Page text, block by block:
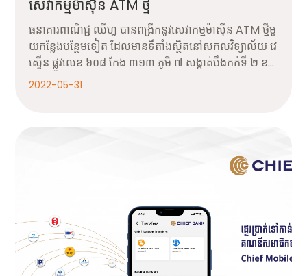
សេវាកម្មម៉ាស៊ីន ATM ថ្មី
ធនាគារពាណិជ្ជ ឈីហ្វ បានពង្រីកនូវសេវាកម្មម៉ាស៊ីន ATM ថ្មីមួ
យកន្លែងបន្ថែមទៀត ដែលមានទីតាំងស្ថិតនៅសកលវិទ្យាល័យ វេ
ស្ទើន ផ្លូវលេខ ៦០៨ កែង ៣១៣ ភូមិ ៧ សង្កាត់បឹងកក់ទី ២ ខ
ណ្ឌទួលគោក រាជធានីភ្នំពេញ ដើម្បីបម្រើសេវាកម្មដល់អតិថិជន
2022-05-31